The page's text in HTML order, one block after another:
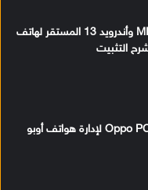
تحميل تحديث MIUI 14 وأندرويد 13 المستقر لهاتف
تحميل برنامج Oppo PC Suite لإدارة هواتف أوبو